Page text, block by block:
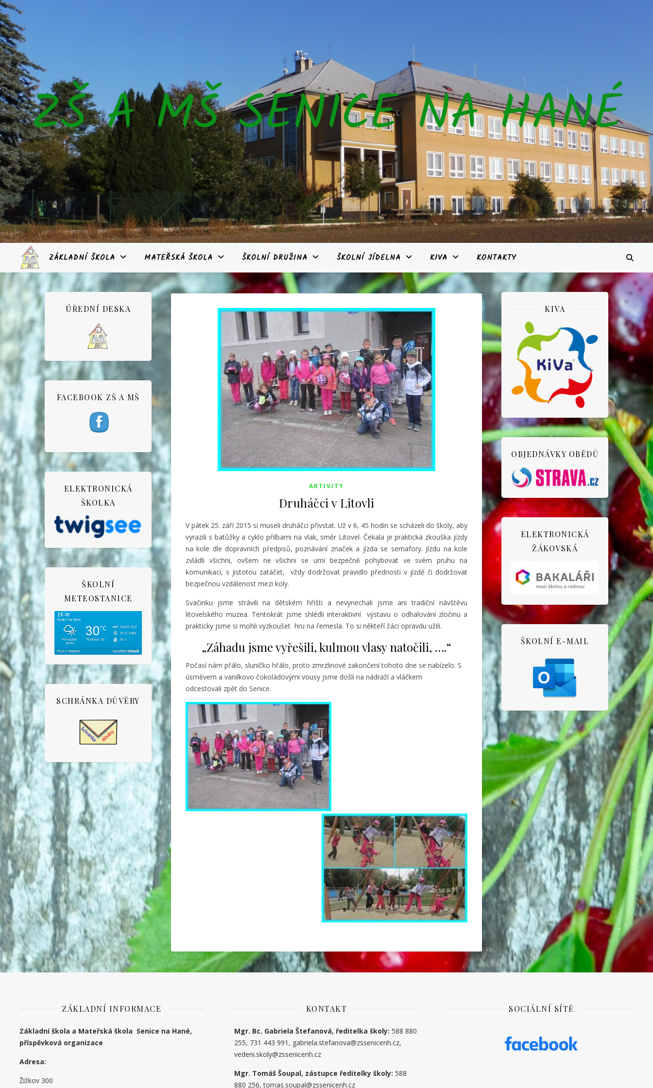
ZŠ A MŠ SENICE NA HANÉ
ZÁKLADNÍ ŠKOLA MATEŘSKÁ ŠKOLA ŠKOLNÍ DRUŽINA ŠKOLNÍ JÍDELNA KIVA KONTAKTY
ÚŘEDNÍ DESKA
FACEBOOK ZŠ A MŠ
ELEKTRONICKÁ
ŠKOLKA
ŠKOLNÍ
METEOSTANICE
SCHRÁNKA DŮVĚRY
AKTIVITY
Druháčci v Litovli
V pátek 25. září 2015 si museli druháčci přivstat. Už v 6, 45 hodin se scházeli do školy, aby
vyrazili s batůžky a cyklo přilbami na vlak, směr Litovel. Čekala je praktická zkouška jízdy
na kole dle dopravních předpisů, poznávání značek a jízda se semafory. Jízdu na kole
zvládli všichni, ovšem ne všichni se umí bezpečně pohybovat ve svém pruhu na
komunikaci, s jistotou zatáčet, vždy dodržovat pravidlo přednosti v jízdě či dodržovat
bezpečnou vzdálenost mezi koly.
Svačinku jsme strávili na dětském hřišti a nevynechali jsme ani tradiční návštěvu
litovelského muzea. Tentokrát jsme shlédli interaktivní výstavu o odhalování zločinu a
prakticky jsme si mohli vyzkoušet hru na řemesla. To si někteří žáci opravdu užili.
„Záhadu jsme vyřešili, kulmou vlasy natočili, ….“
Počasí nám přálo, sluníčko hřálo, proto zmrzlinové zakončení tohoto dne se nabízelo. S
úsměvem a vanilkovo čokoládovými vousy jsme došli na nádraží a vláčkem
odcestovali zpět do Senice.
KIVA
OBJEDNÁVKY OBĚDŮ
ELEKTRONICKÁ
ŽÁKOVSKÁ
ŠKOLNÍ E-MAIL
ZÁKLADNÍ INFORMACE
Základní škola a Mateřská škola Senice na Hané,
příspěvková organizace
Adresa:
Žižkov 300
KONTAKT
Mgr. Bc. Gabriela Štefanová, ředitelka školy: 588 880
255, 731 443 991, gabriela.stefanova@zssenicenh.cz,
vedeni.skoly@zssenicenh.cz
Mgr. Tomáš Šoupal, zástupce ředitelky školy: 588
880 256, tomas.soupal@zssenicenh.cz
SOCIÁLNÍ SÍTĚ